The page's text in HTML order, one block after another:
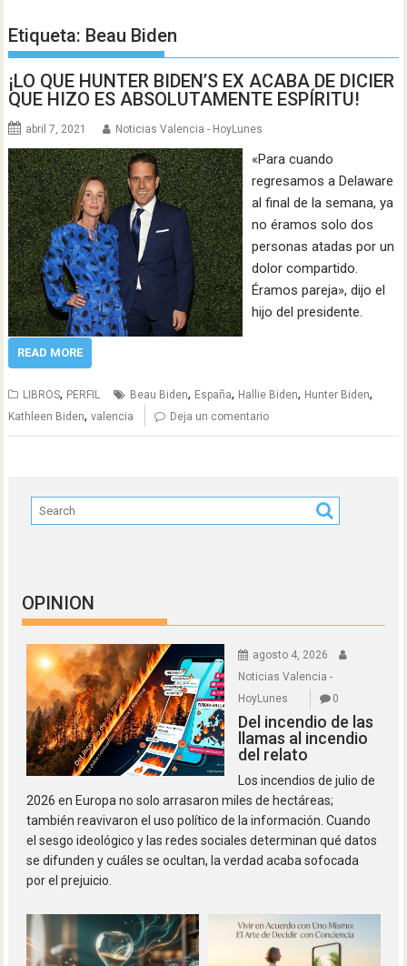
Etiqueta: Beau Biden
¡LO QUE HUNTER BIDEN’S EX ACABA DE DICIER
QUE HIZO ES ABSOLUTAMENTE ESPÍRITU!
abril 7, 2021 Noticias Valencia - HoyLunes
«Para cuando
regresamos a Delaware
al final de la semana, ya
no éramos solo dos
personas atadas por un
dolor compartido.
Éramos pareja», dijo el
hijo del presidente.
READ MORE
LIBROS, PERFIL Beau Biden, España, Hallie Biden, Hunter Biden,
Kathleen Biden,valencia Deja un comentario
OPINION
agosto 4, 2026
Noticias Valencia -
HoyLunes
0
Del incendio de las
llamas al incendio
del relato
Los incendios de julio de
2026 en Europa no solo arrasaron miles de hectáreas;
también reavivaron el uso político de la información. Cuando
el sesgo ideológico y las redes sociales determinan qué datos
se difunden y cuáles se ocultan, la verdad acaba sofocada
por el prejuicio.